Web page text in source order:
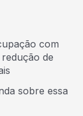
com
de
sobre essa